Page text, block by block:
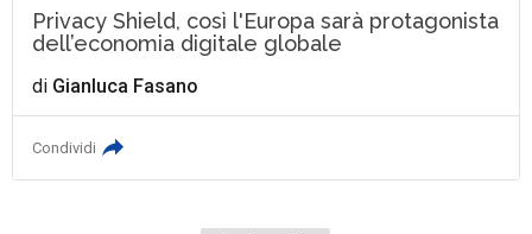
Privacy Shield, così l'Europa sarà protagonista
dell’economia digitale globale
di Gianluca Fasano
Condividi